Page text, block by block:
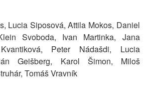
Lucia Siposová, Attila Mokos, Daniel
Svoboda, Ivan Martinka, Jana
Peter Nádašdi, Lucia
Geišberg, Karol Šimon, Miloš
Tomáš Vravník